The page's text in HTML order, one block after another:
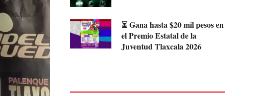
⏳ Gana hasta $20 mil pesos en
el Premio Estatal de la
Juventud Tlaxcala 2026